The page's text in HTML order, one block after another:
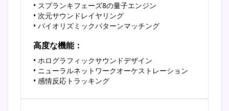
• スプランキフェーズ8の量子エンジン
• 次元サウンドレイヤリング
• バイオリズミックパターンマッチング
高度な機能：
• ホログラフィックサウンドデザイン
• ニューラルネットワークオーケストレーション
• 感情反応トラッキング